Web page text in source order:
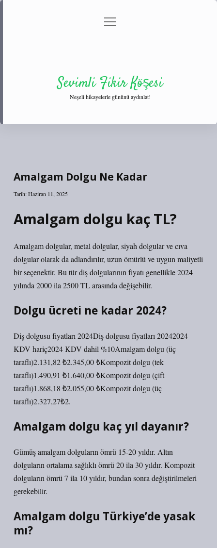
Gizlilik Politikası
menüyü
Sevimli Fikir Köşesi
Neşeli hikayelerle gününü aydınlat!
Amalgam Dolgu Ne Kadar
Tarih: Haziran 11, 2025
Amalgam dolgu kaç TL?
Amalgam dolgular, metal dolgular, siyah dolgular ve cıva
dolgular olarak da adlandırılır, uzun ömürlü ve uygun maliyetli
bir seçenektir. Bu tür diş dolgularının fiyatı genellikle 2024
yılında 2000 ila 2500 TL arasında değişebilir.
Dolgu ücreti ne kadar 2024?
Diş dolgusu fiyatları 2024Diş dolgusu fiyatları 20242024
KDV hariç2024 KDV dahil %10Amalgam dolgu (üç
taraflı)2.131,82 ₺2.345,00 ₺Kompozit dolgu (tek
taraflı)1.490,91 ₺1.640,00 ₺Kompozit dolgu (çift
taraflı)1.868,18 ₺2.055,00 ₺Kompozit dolgu (üç
taraflı)2.327,27₺2.
Amalgam dolgu kaç yıl dayanır?
Gümüş amalgam dolguların ömrü 15-20 yıldır. Altın
dolguların ortalama sağlıklı ömrü 20 ila 30 yıldır. Kompozit
dolguların ömrü 7 ila 10 yıldır, bundan sonra değiştirilmeleri
gerekebilir.
Amalgam dolgu Türkiye’de yasak
mı?